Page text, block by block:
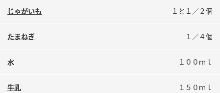
鍋奉行マニュアル
ミツカンのCM
じゃがいも １と１／２個
たまねぎ １／４個
水 １００ｍｌ
牛乳 １５０ｍｌ